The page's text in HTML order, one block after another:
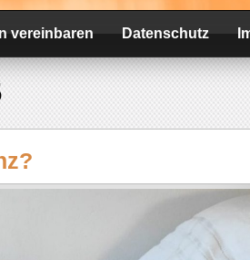
vereinbaren Datenschutz